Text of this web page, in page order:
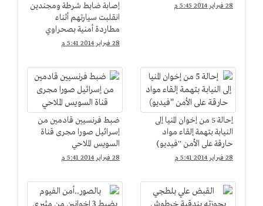
28 فبراير 2014 5:45 م
إصابة ضابط شرطة ومجندين
انقلبت سيارتهم أثناء
مطاردة أمنية بصحراوي
البحيرة
28 فبراير 2014 5:41 م
إحالة 5 من إخوان المنيا إلى
النيابة بتهمة إلقاء مواد
حارقة على الأمن ''فيديو)
28 فبراير 2014 5:41 م
ضبط فرنسيين قادمين من
إسرائيل صورا مجرى قناة
السويس الملاحي
28 فبراير 2014 5:41 م